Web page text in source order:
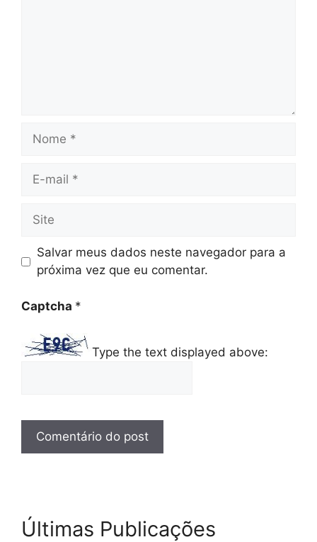
Nome
Site
Salvar meus dados neste navegador para a
próxima vez que eu comentar.
Captcha *
Type the text displayed above:
Últimas Publicações